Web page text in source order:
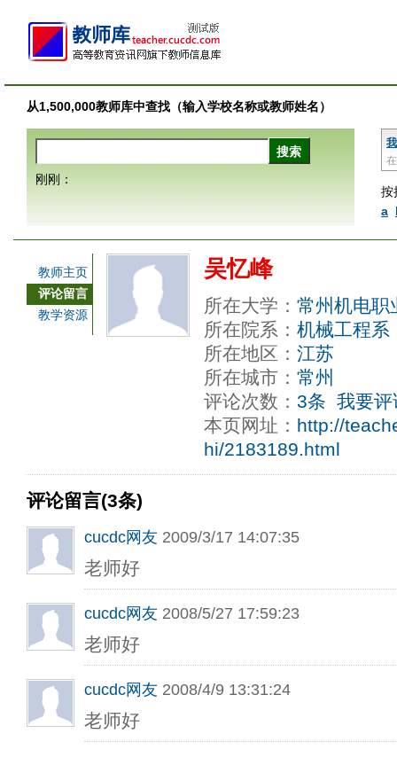
从1,500,000教师库中查找（输入学校名称或教师姓名）
按
a
刚刚：
教师主页
评论留言
教学资源
吴忆峰
所在大学： 常州机电职
所在院系： 机械工程系
所在地区： 江苏
所在城市： 常州
评论次数： 3条 我要评
本页网址： http://
hi/2183189.html
评论留言(3条)
cucdc网友 2009/3/17 14:07:35
老师好
cucdc网友 2008/5/27 17:59:23
老师好
cucdc网友 2008/4/9 13:31:24
老师好